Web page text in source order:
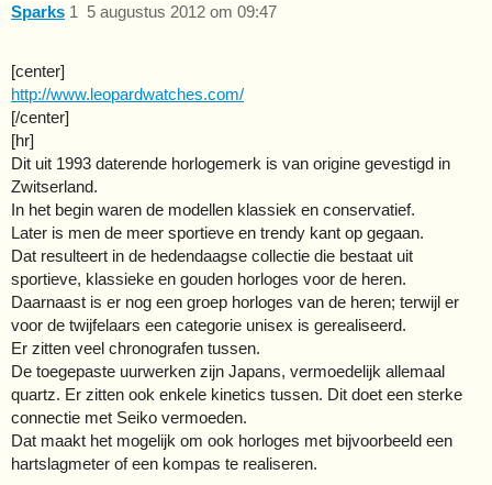
Sparks 5 augustus 2012 om 09:47
1
[center]
http://www.leopardwatches.com/
[/center]
[hr]
Dit uit 1993 daterende horlogemerk is van origine gevestigd in
Zwitserland.
In het begin waren de modellen klassiek en conservatief.
Later is men de meer sportieve en trendy kant op gegaan.
Dat resulteert in de hedendaagse collectie die bestaat uit
sportieve, klassieke en gouden horloges voor de heren.
Daarnaast is er nog een groep horloges van de heren; terwijl er
voor de twijfelaars een categorie unisex is gerealiseerd.
Er zitten veel chronografen tussen.
De toegepaste uurwerken zijn Japans, vermoedelijk allemaal
quartz. Er zitten ook enkele kinetics tussen. Dit doet een sterke
connectie met Seiko vermoeden.
Dat maakt het mogelijk om ook horloges met bijvoorbeeld een
hartslagmeter of een kompas te realiseren.